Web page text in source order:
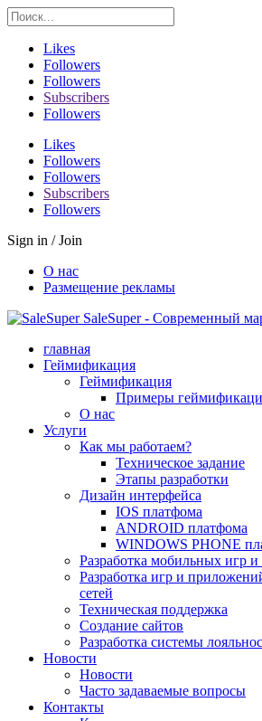
Likes
Followers
Followers
Subscribers
Followers
Likes
Followers
Followers
Subscribers
Followers
Sign in / Join
О нас
Размещение рекламы
SaleSuper - Современный
главная
Геймификация
Геймификация
Примеры
О нас
Услуги
Как мы работаем?
Техническое задание
Этапы разработки
Дизайн интерфейса
IOS платфома
ANDROID платфома
WINDOWS PHONE
Разработка мобильных игр
Разработка игр и
сетей
Техническая поддержка
Создание сайтов
Разработка системы
Новости
Новости
Часто задаваемые вопросы
Контакты